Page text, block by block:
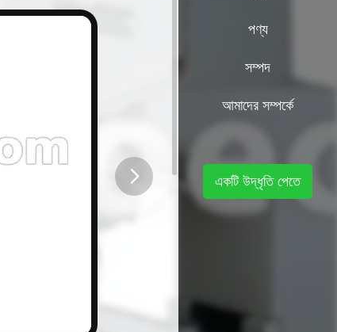
পণ্য
সম্পদ
আমাদের সম্পর্কে
একটি উদ্ধৃতি পেতে